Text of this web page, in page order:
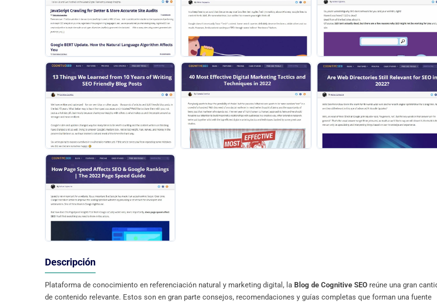
Descripción
Plataforma de conocimiento en referenciación natural y marketing digital, la Blog de Cognitive SEO reúne una gran
de contenido relevante. Estos son en gran parte consejos, recomendaciones y guías completas que forman una fuente